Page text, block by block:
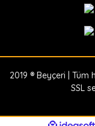
2019 ® Beyçeri | Tüm
SSL